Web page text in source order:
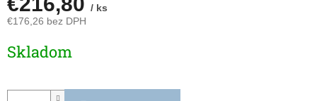
/ ks
€176,26 bez DPH
cena:
Skladom